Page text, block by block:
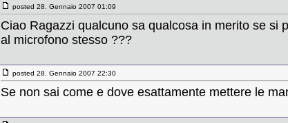
posted 28. Gennaio 2007 01:09
Ciao Ragazzi qualcuno sa qualcosa in merito se si
al microfono stesso ???
posted 28. Gennaio 2007 22:30
Se non sai come e dove esattamente mettere le